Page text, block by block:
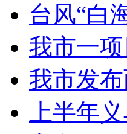
台风“白
我市一
我市发
上半年